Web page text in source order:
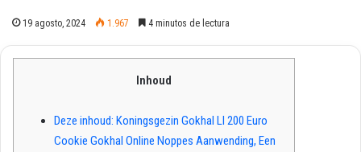
19 agosto, 2024 1.967 4 minutos de lectura
Inhoud
Deze inhoud: Koningsgezin Gokhal Ll 200 Euro
Cookie Gokhal Online Noppes Aanwending, Een